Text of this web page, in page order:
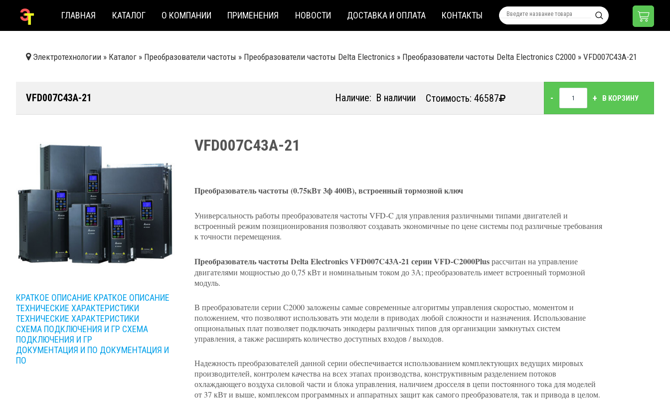
ГЛАВНАЯ КАТАЛОГ О КОМПАНИИ ПРИМЕНЕНИЯ НОВОСТИ ДОСТАВКА И ОПЛАТА КОНТАКТЫ
Электротехнологии » Каталог » Преобразователи частоты » Преобразователи частоты Delta Electronics » Преобразователи частоты Delta Electronics C2000 » VFD007C43A-21
VFD007C43A-21 Наличие: В наличии Стоимость: 46587 - + В КОРЗИНУ
КРАТКОЕ ОПИСАНИЕ КРАТКОЕ ОПИСАНИЕ
ТЕХНИЧЕСКИЕ ХАРАКТЕРИСТИКИ
ТЕХНИЧЕСКИЕ ХАРАКТЕРИСТИКИ
СХЕМА ПОДКЛЮЧЕНИЯ И ГР СХЕМА
ПОДКЛЮЧЕНИЯ И ГР
ДОКУМЕНТАЦИЯ И ПО ДОКУМЕНТАЦИЯ И
ПО
VFD007C43A-21
Преобразователь частоты (0.75кВт 3ф 400В), встроенный тормозной ключ
Универсальность работы преобразователя частоты VFD-C для управления различными типами двигателей и
встроенный режим позиционирования позволяют создавать экономичные по цене системы под различные требования
к точности перемещения.
Преобразователь частоты Delta Electronics VFD007C43А-21 серии VFD-C2000Plusрассчитан на управление
двигателями мощностью до 0,75 кВт и номинальным током до 3А; преобразователь имеет встроенный тормозной
модуль.
В преобразователи серии С2000 заложены самые современные алгоритмы управления скоростью, моментом и
положением, что позволяют использовать эти модели в приводах любой сложности и назначения. Использование
опциональных плат позволяет подключать энкодеры различных типов для организации замкнутых систем
управления, а также расширять количество доступных входов / выходов.
Надежность преобразователей данной серии обеспечивается использованием комплектующих ведущих мировых
производителей, контролем качества на всех этапах производства, конструктивным разделением потоков
охлаждающего воздуха силовой части и блока управления, наличием дросселя в цепи постоянного тока для моделей
от 37 кВт и выше, комплексом программных и аппаратных защит как самого преобразователя, так и привода в целом.